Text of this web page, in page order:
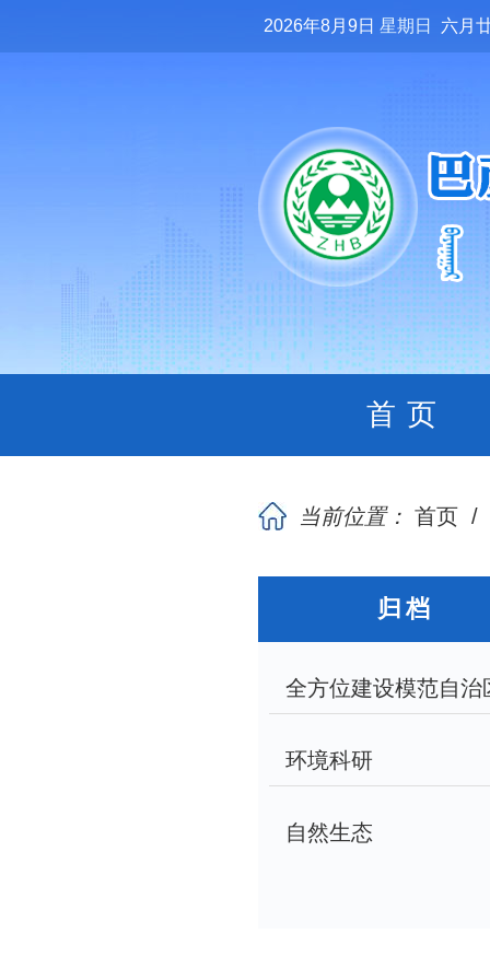
2026年8月9日 星期日 六月
首页
当前位置： 首页 /
归档
全方位建设模范自治
环境科研
自然生态